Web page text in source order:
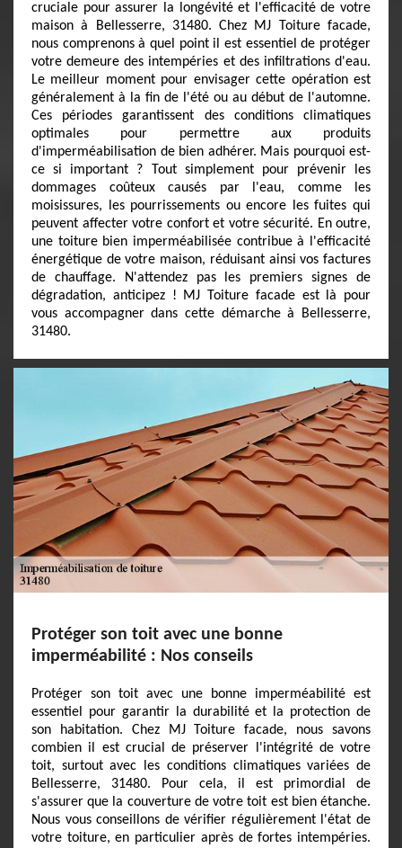
cruciale pour assurer la longévité et l'efficacité de votre
maison à Bellesserre, 31480. Chez MJ Toiture facade,
nous comprenons à quel point il est essentiel de protéger
votre demeure des intempéries et des infiltrations d'eau.
Le meilleur moment pour envisager cette opération est
généralement à la fin de l'été ou au début de l'automne.
Ces périodes garantissent des conditions climatiques
optimales pour permettre aux produits
d'imperméabilisation de bien adhérer. Mais pourquoi est-
ce si important ? Tout simplement pour prévenir les
dommages coûteux causés par l'eau, comme les
moisissures, les pourrissements ou encore les fuites qui
peuvent affecter votre confort et votre sécurité. En outre,
une toiture bien imperméabilisée contribue à l'efficacité
énergétique de votre maison, réduisant ainsi vos factures
de chauffage. N'attendez pas les premiers signes de
dégradation, anticipez ! MJ Toiture facade est là pour
vous accompagner dans cette démarche à Bellesserre,
31480.
Protéger son toit avec une bonne
imperméabilité : Nos conseils
Protéger son toit avec une bonne imperméabilité est
essentiel pour garantir la durabilité et la protection de
son habitation. Chez MJ Toiture facade, nous savons
combien il est crucial de préserver l'intégrité de votre
toit, surtout avec les conditions climatiques variées de
Bellesserre, 31480. Pour cela, il est primordial de
s'assurer que la couverture de votre toit est bien étanche.
Nous vous conseillons de vérifier régulièrement l'état de
votre toiture, en particulier après de fortes intempéries.